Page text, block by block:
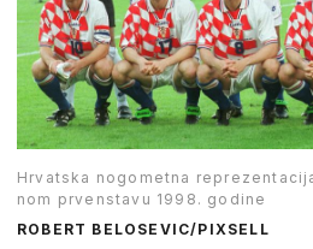
Hrvatska nogometna
nom prvenstavu 1998. godine
ROBERT BELOSEVIC/PIXSELL